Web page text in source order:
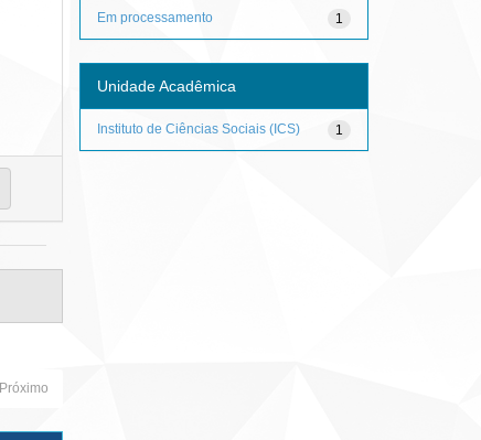
Próximo
1
Em processamento
Unidade Acadêmica
1
Instituto de Ciências Sociais (ICS)